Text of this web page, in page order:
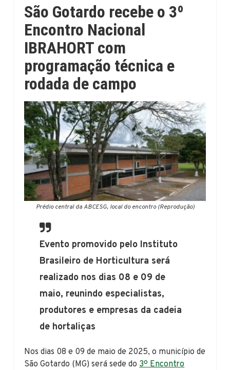
São Gotardo recebe o 3º
Encontro Nacional
IBRAHORT com
programação técnica e
rodada de campo
Prédio central da ABCESG, local do encontro (Reprodução)
Evento promovido pelo Instituto
Brasileiro de Horticultura será
realizado nos dias 08 e 09 de
maio, reunindo especialistas,
produtores e empresas da cadeia
de hortaliças
Nos dias 08 e 09 de maio de 2025, o município de
São Gotardo (MG) será sede do 3º Encontro